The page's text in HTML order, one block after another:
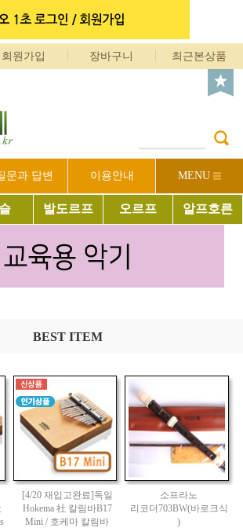
회원가입 장바구니 최근본상품
문과 답변 이용안내 MENU
발도르프 오르프 알프호른
BEST ITEM
[4/20 재입고완료]독일
Hokema 社 칼림바B17
Mini / 호케마 칼림바
소프라노
리코더703BW(바로크식
)